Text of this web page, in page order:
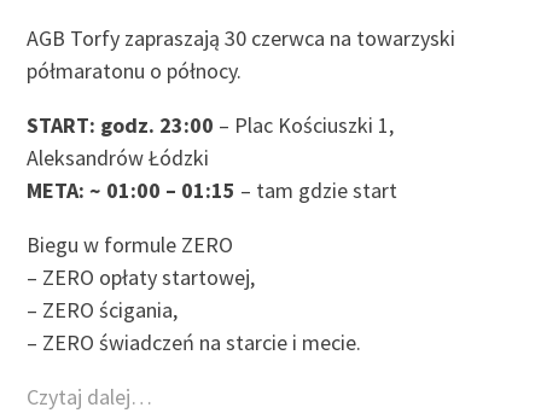
AGB Torfy zapraszają 30 czerwca na towarzyski
półmaratonu o północy.
START: godz. 23:00 – Plac Kościuszki 1,
Aleksandrów Łódzki
META: ~ 01:00 – 01:15 – tam gdzie start
Biegu w formule ZERO
– ZERO opłaty startowej,
– ZERO ścigania,
– ZERO świadczeń na starcie i mecie.
Czytaj dalej…